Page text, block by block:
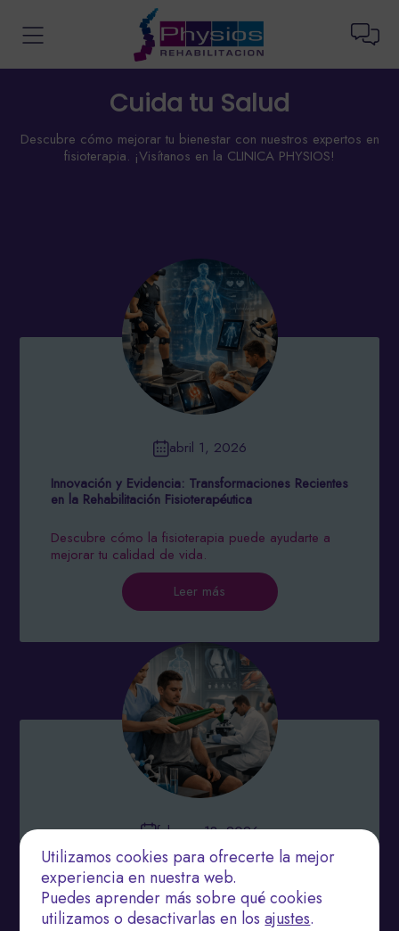
Cuida tu Salud
Descubre cómo mejorar tu bienestar con nuestros expertos en
fisioterapia. ¡Visítanos en la CLINICA PHYSIOS!
abril 1, 2026
Innovación y Evidencia: Transformaciones Recientes
en la Rehabilitación Fisioterapéutica
Descubre cómo la fisioterapia puede ayudarte a
mejorar tu calidad de vida.
Leer más
febrero 18, 2026
El Enfoque Científico en Fisioterapia para Potenciar
la Recuperación Física
Explora enfoques y beneficios de la fisioterapia en
Utilizamos cookies para ofrecerte la mejor
experiencia en nuestra web.
Puedes aprender más sobre qué cookies
utilizamos o desactivarlas en losajustes.